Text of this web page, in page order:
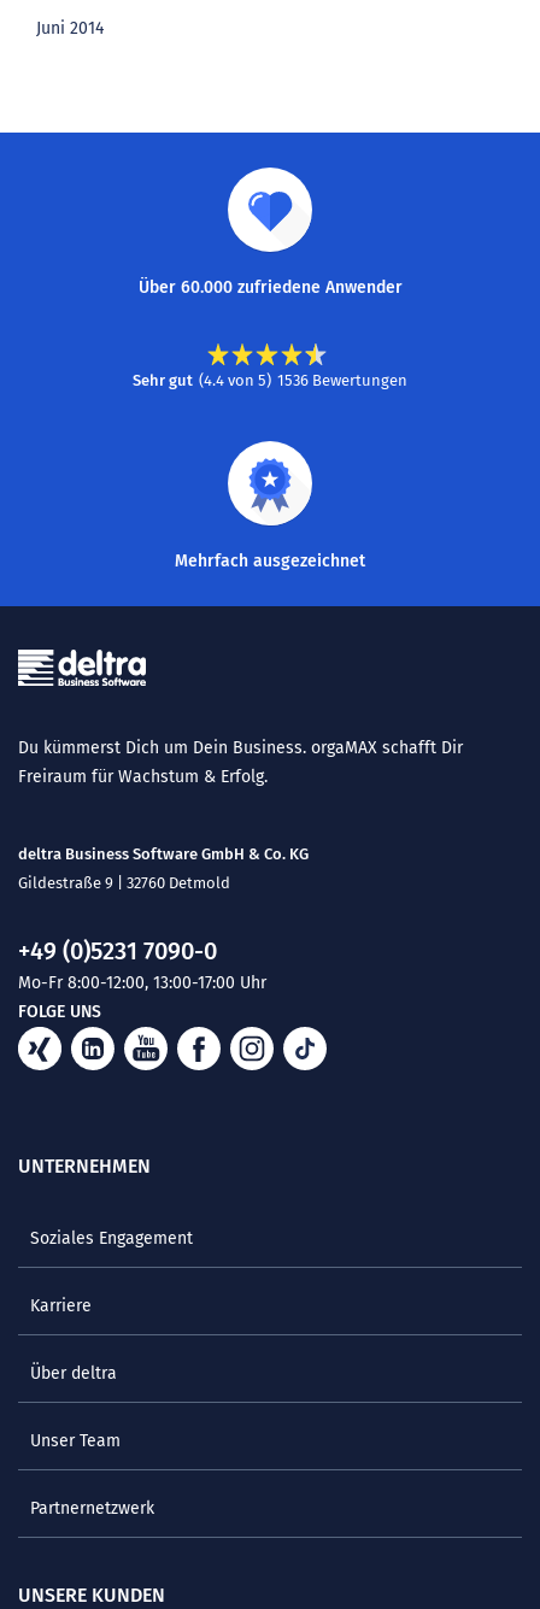
Juni 2014
Über 60.000 zufriedene Anwender
Sehr gut (4.4 von 5) 1536 Bewertungen
Mehrfach ausgezeichnet
Du kümmerst Dich um Dein Business. orgaMAX schafft Dir
Freiraum für Wachstum & Erfolg.
deltra Business Software GmbH & Co. KG
Gildestraße 9 | 32760 Detmold
+49 (0)5231 7090-0
Mo-Fr 8:00-12:00, 13:00-17:00 Uhr
FOLGE UNS
UNTERNEHMEN
Soziales Engagement
Karriere
Über deltra
Unser Team
Partnernetzwerk
UNSERE KUNDEN